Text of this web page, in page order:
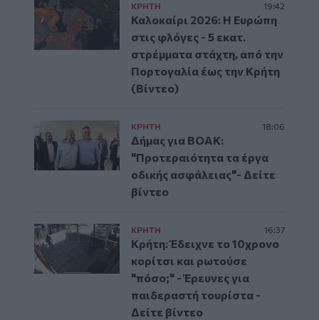
ΚΡΗΤΗ 19:42
Καλοκαίρι 2026: Η Ευρώπη
στις φλόγες - 5 εκατ.
στρέμματα στάχτη, από την
Πορτογαλία έως την Κρήτη
(Βίντεο)
ΚΡΗΤΗ 18:06
Δήμας για ΒΟΑΚ:
"Προτεραιότητα τα έργα
οδικής ασφάλειας"- Δείτε
βίντεο
ΚΡΗΤΗ 16:37
Κρήτη: Έδειχνε το 10χρονο
κορίτσι και ρωτούσε
"πόσο;" - Έρευνες για
παιδεραστή τουρίστα -
Δείτε βίντεο